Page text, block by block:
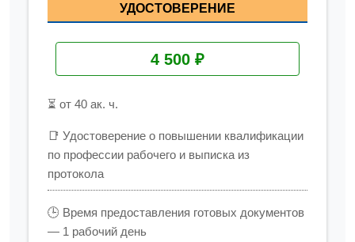
УДОСТОВЕРЕНИЕ
4 500 ₽
⏳ от 40 ак. ч.
📑 Удостоверение о повышении квалификации
по профессии рабочего и выписка из
протокола
🕒 Время предоставления готовых документов
— 1 рабочий день